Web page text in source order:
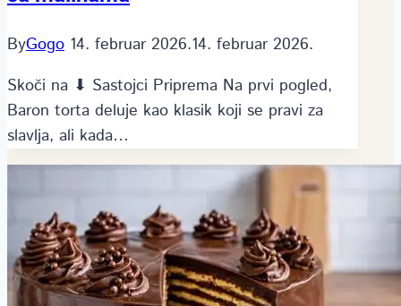
ByGogo 14. februar 2026.14. februar 2026.
Skoči na ⬇ Sastojci Priprema Na prvi pogled,
Baron torta deluje kao klasik koji se pravi za
slavlja, ali kada…